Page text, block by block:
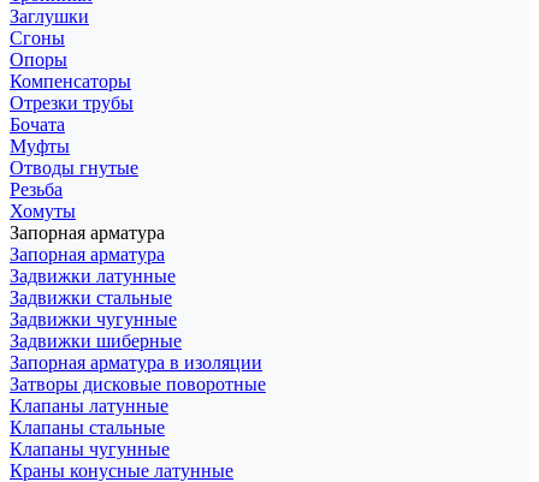
Заглушки
Сгоны
Опоры
Компенсаторы
Отрезки трубы
Бочата
Муфты
Отводы гнутые
Резьба
Хомуты
Запорная арматура
Запорная арматура
Задвижки латунные
Задвижки стальные
Задвижки чугунные
Задвижки шиберные
Запорная арматура в изоляции
Затворы дисковые поворотные
Клапаны латунные
Клапаны стальные
Клапаны чугунные
Краны конусные латунные